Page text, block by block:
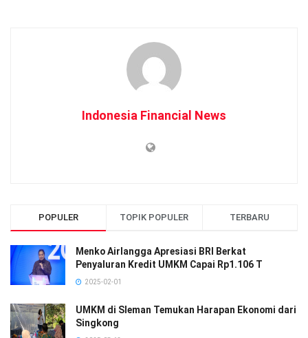
Indonesia Financial News
POPULER TOPIK POPULER TERBARU
Menko Airlangga Apresiasi BRI Berkat
Penyaluran Kredit UMKM Capai Rp1.106 T
2025-02-01
UMKM di Sleman Temukan Harapan Ekonomi dari
Singkong